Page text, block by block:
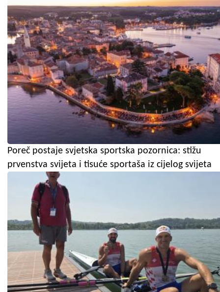
Poreč postaje svjetska sportska pozornica: stižu
prvenstva svijeta i tisuće sportaša iz cijelog svijeta